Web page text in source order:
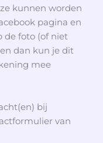
kunnen worden
pagina en
de foto (of niet
dan kun je dit
mee
bij
van